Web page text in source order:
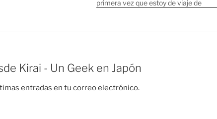
primera vez que estoy de viaje de
de conocimientos ingenieriles. Así que
Kirai - Un Geek en Japón
entradas en tu correo electrónico.